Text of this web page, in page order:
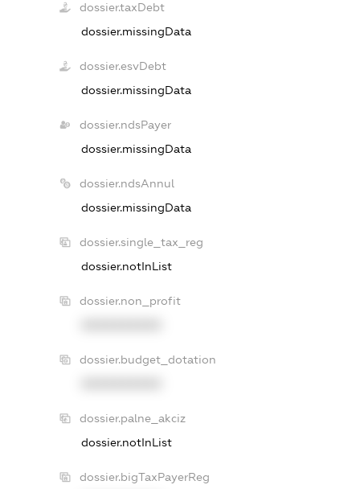
dossier.taxDebt
dossier.missingData
dossier.esvDebt
dossier.missingData
dossier.ndsPayer
dossier.missingData
dossier.ndsAnnul
dossier.missingData
dossier.single_tax_reg
dossier.notInList
dossier.non_profit
dossier.budget_dotation
dossier.palne_akciz
dossier.notInList
dossier.bigTaxPayerReg